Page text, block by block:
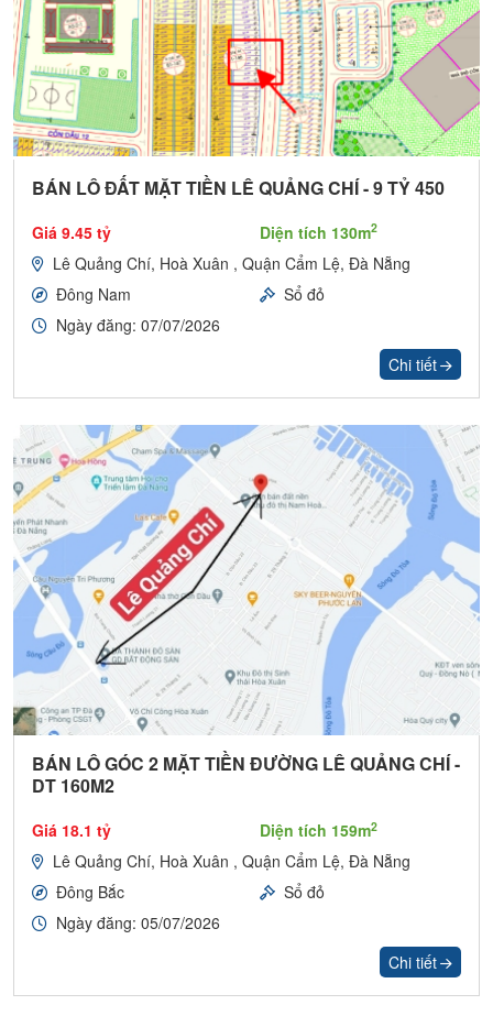
BÁN LÔ ĐẤT MẶT TIỀN LÊ QUẢNG CHÍ - 9 TỶ 450
Giá 9.45 tỷ Diện tích 130m2
Lê Quảng Chí, Hoà Xuân , Quận Cẩm Lệ, Đà Nẵng
Đông Nam
Sổ đỏ
Ngày đăng: 07/07/2026
Chi tiết
BÁN LÔ GÓC 2 MẶT TIỀN ĐƯỜNG LÊ QUẢNG CHÍ -
DT 160M2
Giá 18.1 tỷ Diện tích 159m2
Lê Quảng Chí, Hoà Xuân , Quận Cẩm Lệ, Đà Nẵng
Đông Bắc
Sổ đỏ
Ngày đăng: 05/07/2026
Chi tiết